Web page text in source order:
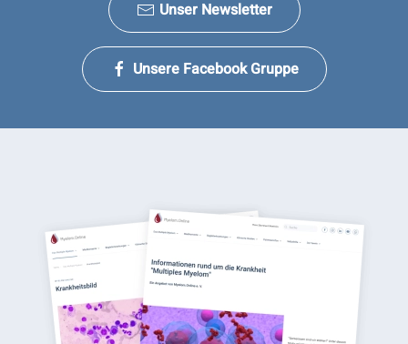
Unser Newsletter
Unsere Facebook Gruppe